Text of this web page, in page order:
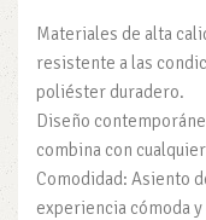
Materiales de alta
resistente a las
poliéster duradero.
Diseño
combina con
Comodidad: Asiento
experiencia cómoda